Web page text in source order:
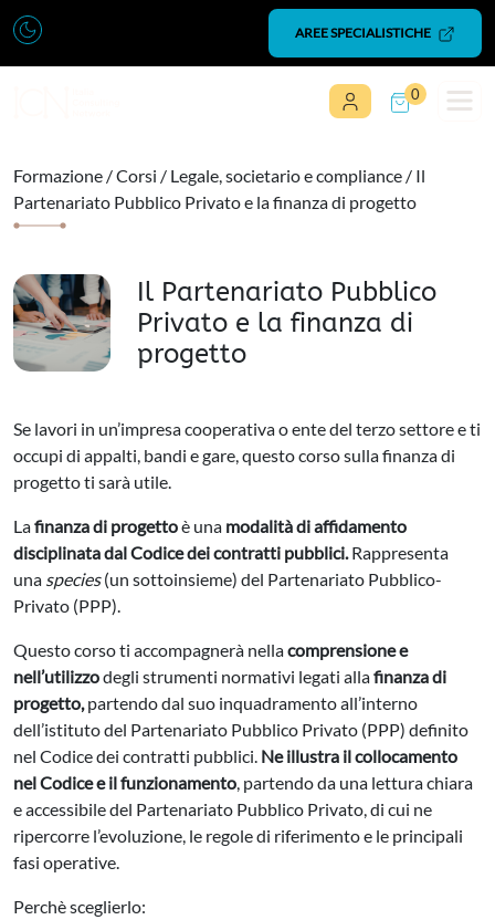
Vai al contenuto
AREE SPECIALISTICHE
0
Formazione /Corsi / Legale, societario e compliance / Il
Partenariato Pubblico Privato e la finanza di progetto
Il Partenariato Pubblico
Privato e la finanza di
progetto
Se lavori in un’impresa cooperativa o ente del terzo settore e ti
occupi di appalti, bandi e gare, questo corso sulla finanza di
progetto ti sarà utile.
Lafinanza di progettoè una modalità di affidamento
disciplinata dal Codice dei contratti pubblici. Rappresenta
una species(un sottoinsieme) del Partenariato Pubblico-
Privato (PPP).
Questo corso ti accompagnerà nellacomprensione e
nell’utilizzodegli strumenti normativi legati allafinanza di
progetto, partendo dal suo inquadramento all’interno
dell’istituto del Partenariato Pubblico Privato (PPP) definito
nel Codice dei contratti pubblici. Ne illustra il collocamento
nel Codice e il funzionamento , partendo da una lettura chiara
e accessibile del Partenariato Pubblico Privato, di cui ne
ripercorre l’evoluzione, le regole di riferimento e le principali
fasi operative.
Perchè sceglierlo: